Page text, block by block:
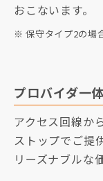
おこないます。
※ 保守タイプ2の場
プロバイダ一
アクセス回線か
ストップでご提
リーズナブルな